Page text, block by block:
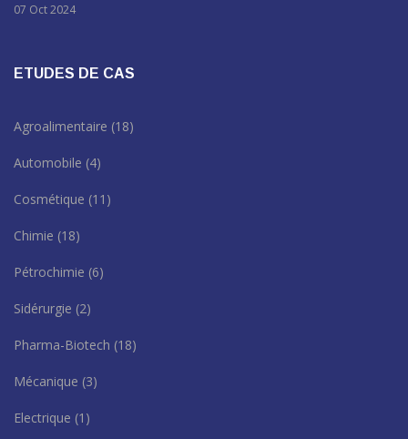
07 Oct 2024
ETUDES DE CAS
Agroalimentaire (18)
Automobile (4)
Cosmétique (11)
Chimie (18)
Pétrochimie (6)
Sidérurgie (2)
Pharma-Biotech (18)
Mécanique (3)
Electrique (1)